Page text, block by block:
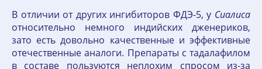
В отличии от других ингибиторов ФДЭ-5, у Сиалиса
относительно немного индийских дженериков,
зато есть довольно качественные и эффективные
отечественные аналоги. Препараты с тадалафилом
в составе пользуются неплохим спросом из-за